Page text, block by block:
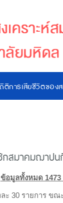
ติการเสียชีวิตของ
กสมาคมฌาป
ข้อมูลทั้งหมด 1473
ะ 30 รายการ ข